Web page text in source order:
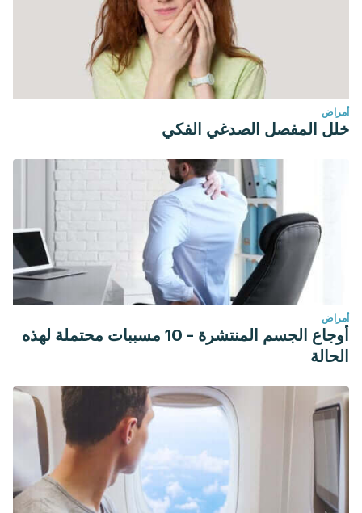
أمراض
خلل المفصل الصدغي الفكي
أمراض
أوجاع الجسم المنتشرة - 10 مسببات محتملة لهذه
الحالة